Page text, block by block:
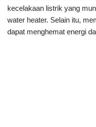
kecelakaan listrik yang
water heater. Selain itu,
dapat menghemat energi